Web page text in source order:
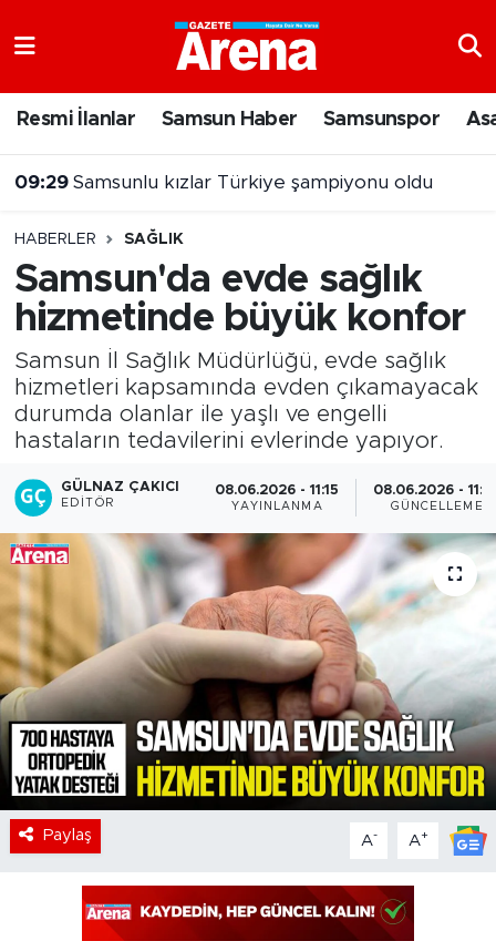
Resmi İlanlar Samsun Haber Samsunspor
09:08 Samsun LGS taban puanları 2026 belli oldu
HABERLER SAĞLIK
Samsun'da evde sağlık
hizmetinde büyük konfor
Samsun İl Sağlık Müdürlüğü, evde sağlık
hizmetleri kapsamında evden çıkamayacak
durumda olanlar ile yaşlı ve engelli
hastaların tedavilerini evlerinde yapıyor.
GÜLNAZ ÇAKICI
EDITÖR
08.06.2026 - 11:15
YAYINLANMA
08.06.2026 -
GÜNCELLEME
Paylaş A- A+
Samsun Namaz Vakitleri
Süper Lig Puan Durumu ve Fikstür
Tüm Manşetler
Son Dakika Haberleri
Haber Arşivi